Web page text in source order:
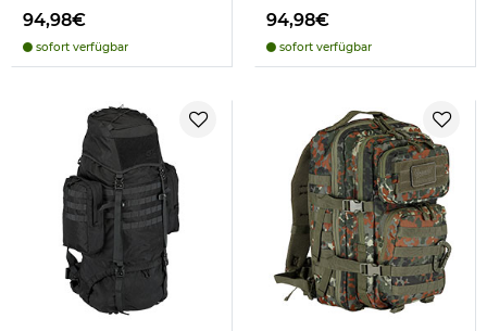
94,98€
sofort verfügbar
94,98€
sofort verfügbar